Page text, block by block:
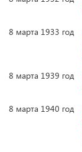
8 марта 1933 год
8 марта 1939 год
8 марта 1940 год